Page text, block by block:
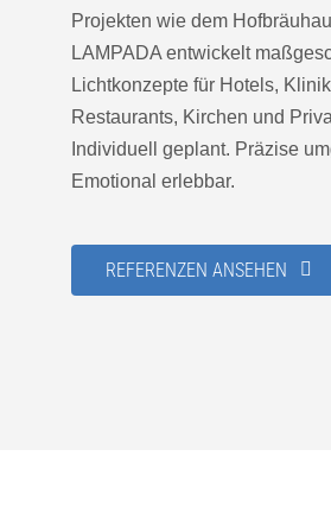
Projekten wie dem
LAMPADA entwickelt
Lichtkonzepte für Hotels,
Restaurants, Kirchen und
Individuell geplant. Präzise
Emotional erlebbar.
REFERENZEN ANSEHEN